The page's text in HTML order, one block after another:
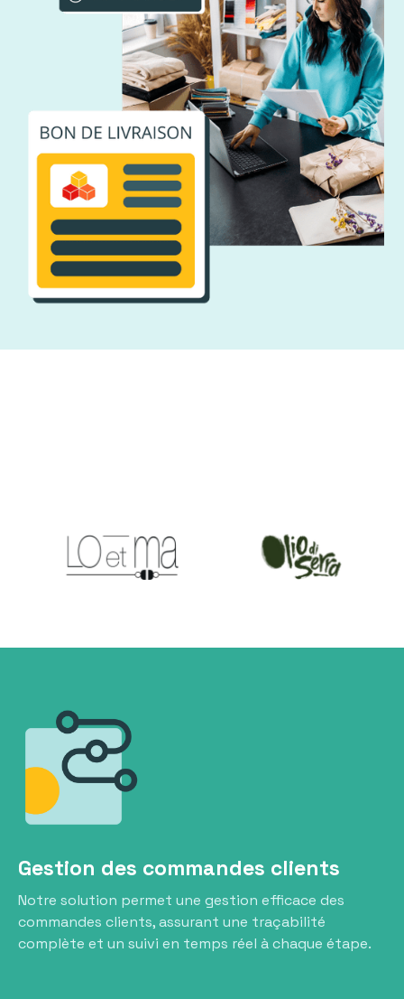
Gestion des commandes clients
Notre solution permet une gestion efficace des
commandes clients, assurant une traçabilité
complète et un suivi en temps réel à chaque étape.